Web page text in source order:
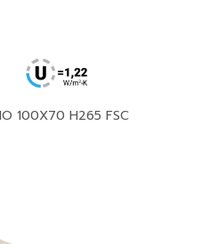
100X70 H265 FSC